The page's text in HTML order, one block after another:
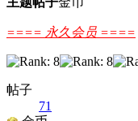
==== 永久会员 ====
帖子
71